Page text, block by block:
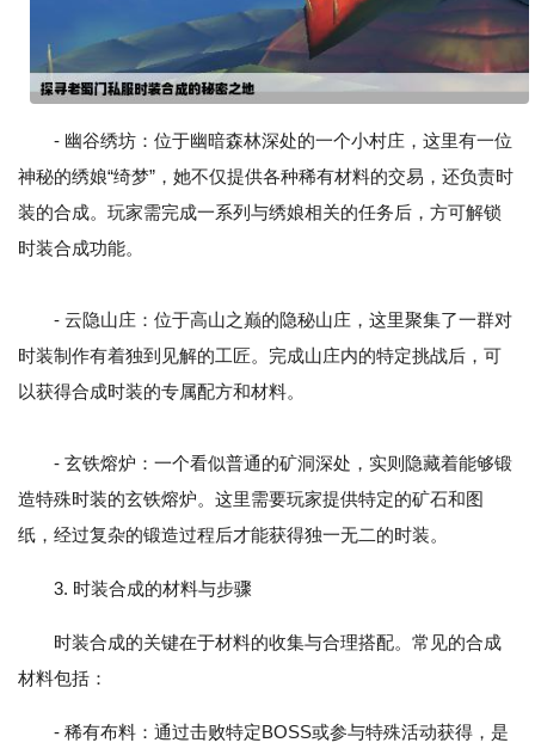
- 幽谷绣坊：位于幽暗森林深处的一个小村庄，这里有一位
神秘的绣娘“绮梦”，她不仅提供各种稀有材料的交易，还负责时
装的合成。玩家需完成一系列与绣娘相关的任务后，方可解锁
时装合成功能。
- 云隐山庄：位于高山之巅的隐秘山庄，这里聚集了一群对
时装制作有着独到见解的工匠。完成山庄内的特定挑战后，可
以获得合成时装的专属配方和材料。
- 玄铁熔炉：一个看似普通的矿洞深处，实则隐藏着能够锻
造特殊时装的玄铁熔炉。这里需要玩家提供特定的矿石和图
纸，经过复杂的锻造过程后才能获得独一无二的时装。
3. 时装合成的材料与步骤
时装合成的关键在于材料的收集与合理搭配。常见的合成
材料包括：
- 稀有布料：通过击败特定BOSS或参与特殊活动获得，是